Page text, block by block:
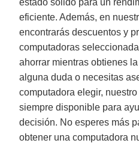
eficiente. Además, en
encontrarás descuentos y
computadoras
ahorrar mientras obtienes
alguna duda o necesitas
computadora elegir,
siempre disponible para
decisión. No esperes más
obtener una computadora